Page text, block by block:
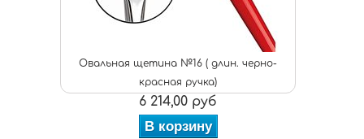
Овальная щетина №16 ( длин. черно-
красная ручка)
6 214,00 руб
В корзину